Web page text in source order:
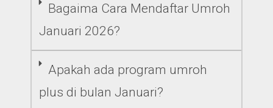
Bagaima Cara Mendaftar Umroh
Januari 2026?
Apakah ada program umroh
plus di bulan Januari?